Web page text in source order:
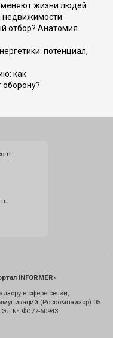
меняют жизни людей
недвижимости
отбор? Анатомия
потенциал,
как
INFORMER»
в сфере связи,
(Роскомнадзор) 05
Эл № ФС77-60943.